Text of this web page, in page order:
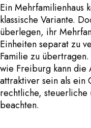
Ein Mehrfamilienhaus
klassische Variante.
überlegen, ihr
Einheiten separat zu
Familie zu
wie Freiburg kann die
attraktiver sein als ein
rechtliche, steuerliche
beachten.